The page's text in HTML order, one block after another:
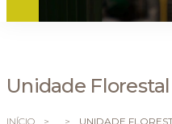
Unidade
INÍCIO > > UNIDADE